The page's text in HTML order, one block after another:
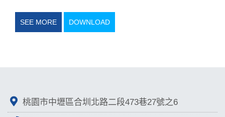
SEE MORE DOWNLOAD
桃園市中壢區合圳北路二段473巷27號之6